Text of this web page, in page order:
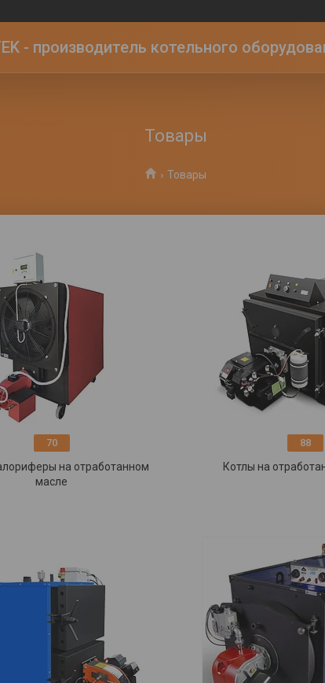
- производитель котельного
Товары
Товары
на отработанном
масле
70
Котлы на
88